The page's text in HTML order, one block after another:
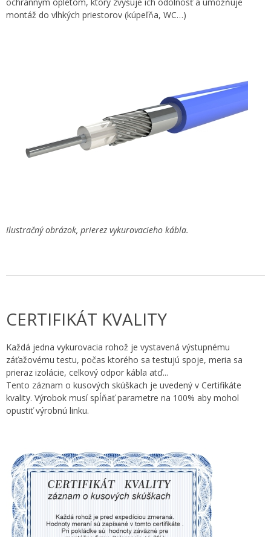
montáž do vlhkých priestorov (kúpeľňa, WC…)
Ilustračný obrázok, prierez vykurovacieho kábla.
CERTIFIKÁT KVALITY
Každá jedna vykurovacia rohož je vystavená výstupnému
záťažovému testu, počas ktorého sa testujú spoje, meria sa
prieraz izolácie, celkový odpor kábla atď...
Tento záznam o kusových skúškach je uvedený v Certifikáte
kvality. Výrobok musí spĺňať parametre na 100% aby mohol
opustiť výrobnú linku.